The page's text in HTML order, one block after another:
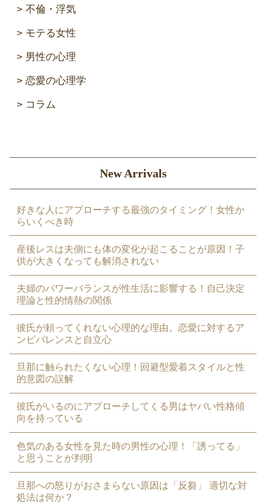
不倫・浮気
モテる女性
男性の心理
恋愛の心理学
コラム
New Arrivals
好きな人にアプローチする最強のタイミング！女性か
らいくべき時
産後レスは夫側にも体の変化が起こることが原因！子
供が大きくなっても解消されない
夫婦のパワーバランスが性生活に影響する！自己決定
理論と性的情熱の関係
彼氏が頼ってくれない心理的な理由。恋愛に対するア
ンビバレンスと自立心
旦那に触られたくない心理！回避型愛着スタイルと性
的意図の誤解
彼氏がいるのにアプローチしてくる男はヤバい性格傾
向を持っている
色気のある女性を見た時の男性の心理！「誘ってる」
と思うことが判明
旦那への怒りがおさまらない原因は「反芻」 適切な対
処法は何か？